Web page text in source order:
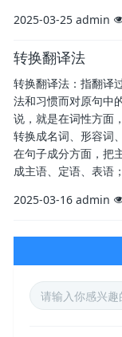
2025-03-25 admin
转换翻译法
转换翻译法：指翻译
法和习惯而对原句中
说，就是在词性方面
转换成名词、形容词
在句子成分方面，把
成主语、定语、表语
2025-03-16 admin